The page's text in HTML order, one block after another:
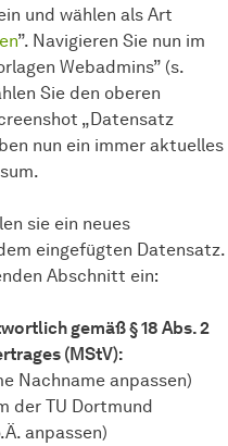
und wählen als Art
”. Navigieren Sie nun im
Webadmins” (s.
Sie den oberen
„Datensatz
nun ein immer aktuelles
sie ein neues
eingefügten Datensatz.
Abschnitt ein:
gemäß § 18 Abs. 2
(MStV):
Nachname anpassen)
der TU Dortmund
anpassen)